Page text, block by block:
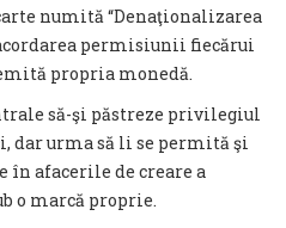
numită “Denaţionalizarea
permisiunii fiecărui
propria monedă.
să-şi păstreze privilegiul
dar urma să li se permită şi
afacerile de creare a
o marcă proprie.